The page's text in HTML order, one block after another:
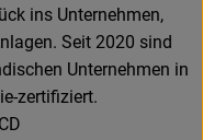
ins Unternehmen,
Seit 2020 sind
Unternehmen in
zertifiziert.